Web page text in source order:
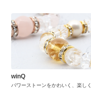
winQ
パワーストーンをかわいく、楽しく